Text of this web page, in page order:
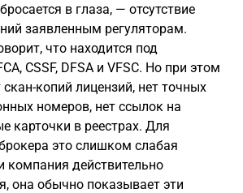
в глаза, — отсутствие
заявленным регуляторам.
что находится под
CSSF, DFSA и VFSC. Но при этом
скан-копий лицензий, нет точных
номеров, нет ссылок на
карточки в реестрах. Для
это слишком слабая
компания действительно
она обычно показывает эти